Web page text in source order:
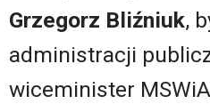
Grzegorz Bliźniuk,
administracji
wiceminister